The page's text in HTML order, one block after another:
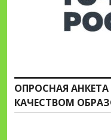
ОПРОСНАЯ
КАЧЕСТВОМ